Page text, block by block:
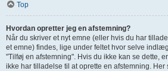
Top
Hvordan opretter jeg en afstemning?
Når du skriver et nyt emne (eller hvis du har
et emne) findes, lige under feltet hvor selve
"Tilføj en afstemning". Hvis du ikke kan se dette,
ikke har tilladelse til at oprette en afstemning.